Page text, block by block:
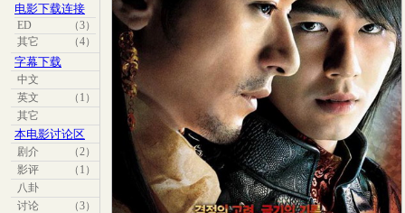
电影下载连接
ED
（3）
其它
（4）
字幕下载
中文
英文
（1）
其它
本电影讨论区
剧介
（2）
影评
（1）
八卦
讨论
（3）